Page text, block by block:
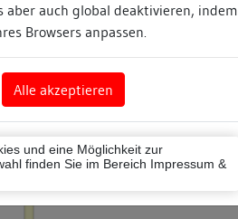
aber auch global deaktivieren, indem
Browsers anpassen.
Alle akzeptieren
und eine Möglichkeit zur
finden Sie im Bereich Impressum &
Beschreibung
Umgebung, Lage:
keine Angaben
Lagedetail:
Bauwerkstyp: